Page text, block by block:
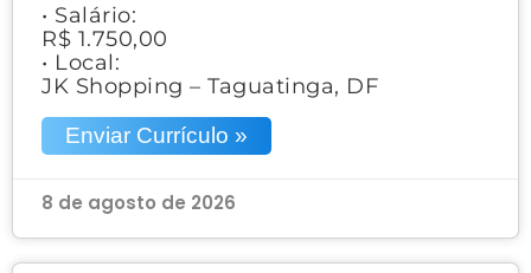
• Salário:
R$ 1.750,00
• Local:
JK Shopping – Taguatinga, DF
Enviar Currículo »
8 de agosto de 2026